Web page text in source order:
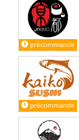
précommande
précommande